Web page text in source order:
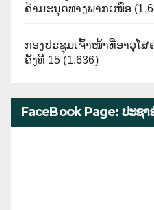
ຄ້າມະນຸດທາງພາກເໜືອ
ກອງປະຊຸມເຈົ້າໜ້າທີ່ອາວຸໂສ
ຄັ້ງທີ 15 (1,636)
FaceBook Page: ປະຊ